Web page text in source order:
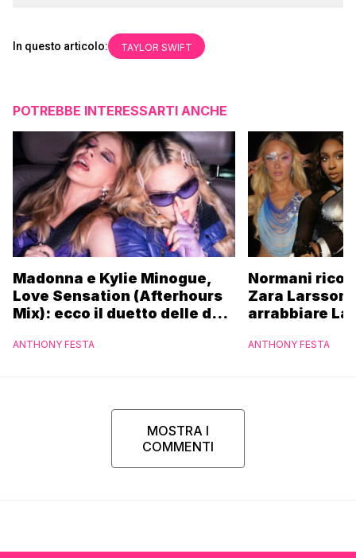
In questo articolo: TAYLOR SWIFT
POTREBBE INTERESSARTI ANCHE
Madonna e Kylie Minogue,
Love Sensation (Afterhours
Mix): ecco il duetto delle due
ANTHONY FESTA
Normani
Zara Larsson
arrabbiare
ANTHONY FESTA
MOSTRA I
COMMENTI